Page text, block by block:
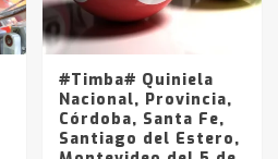
#Timba# Quiniela
Nacional, Provincia,
Córdoba, Santa Fe,
Santiago del Estero,